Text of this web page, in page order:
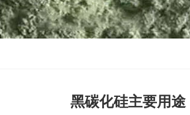
黑碳化硅主要用途